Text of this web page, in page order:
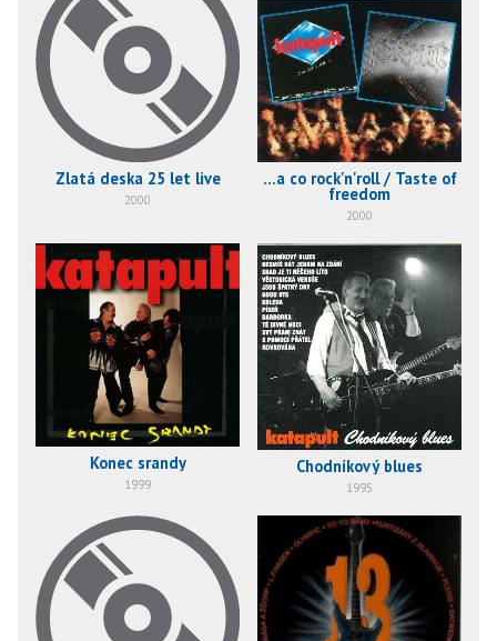
Zlatá deska 25 let live
2000
...a co rock'n'roll / Taste of
freedom
2000
Konec srandy
1999
Chodníkový blues
1995